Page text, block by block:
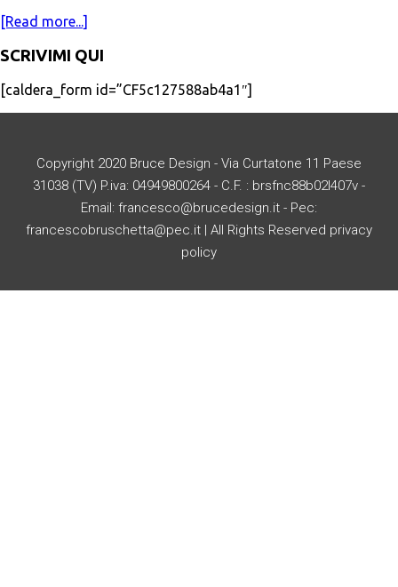
[Read more...]
SCRIVIMI QUI
[caldera_form id=”CF5c127588ab4a1″]
Copyright 2020 Bruce Design - Via Curtatone 11 Paese
31038 (TV) P.iva: 04949800264 - C.F. : brsfnc88b02l407v -
Email: francesco@brucedesign.it - Pec:
francescobruschetta@pec.it | All Rights Reserved privacy
policy